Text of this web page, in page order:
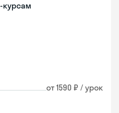
курсам
от 1590 ₽ / урок